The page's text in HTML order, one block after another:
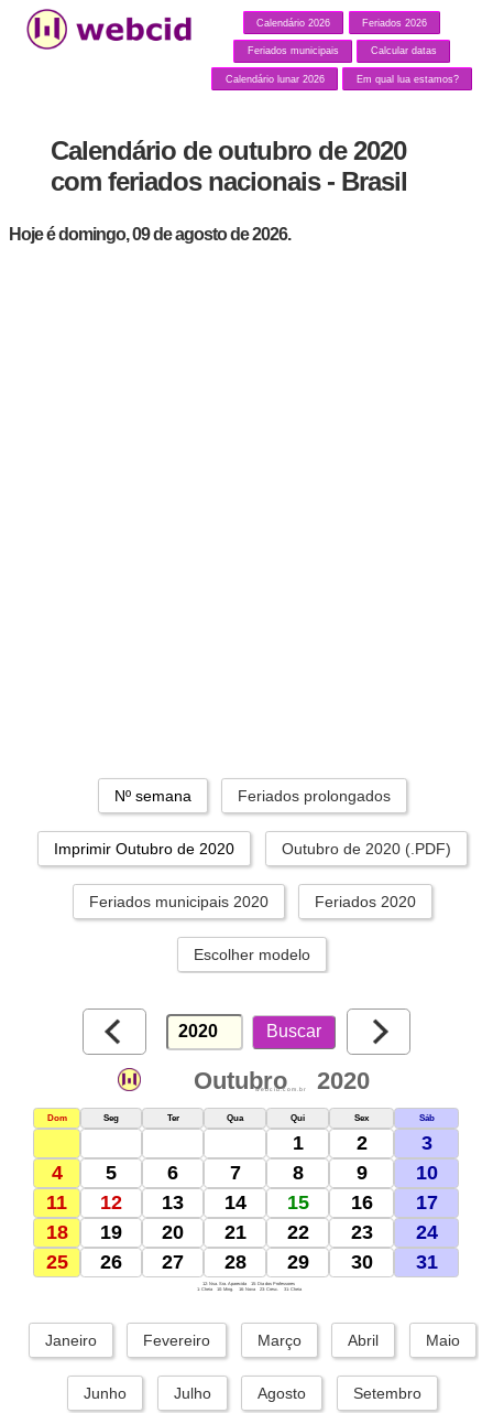
Calendário 2026 Feriados 2026
Feriados municipais Calcular datas
Calendário lunar 2026 Em qual lua estamos?
Calendário de outubro de 2020
com feriados nacionais - Brasil
Hoje é domingo, 09 de agosto de 2026.
Nº semana Feriados prolongados
Imprimir Outubro de 2020 Outubro de 2020 (.PDF)
Feriados municipais 2020 Feriados 2020
Escolher modelo
Outubro 2020
webcid.com.br
Dom Seg Ter Qua Qui Sex Sáb
1 2
3
4
5 6 7 8 9
10
11
12 13 14 15 16
17
18
19 20 21 22 23
24
25
26 27 28 29 30 31
12: Nsa. Sra. Aparecida
15: Dia dos Professores
1: Cheia
10: Ming. 16: Nova 23: Cresc. 31: Cheia
Janeiro Fevereiro Março Abril Maio
Junho Julho Agosto Setembro